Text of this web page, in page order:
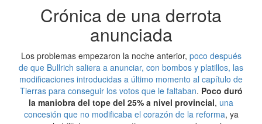
Crónica de una derrota
anunciada
Los problemas empezaron la noche anterior, poco después
de que Bullrich saliera a anunciar, con bombos y platillos, las
modificaciones introducidas a último momento al capítulo de
Tierras para conseguir los votos que le faltaban. Poco duró
la maniobra del tope del 25% a nivel provincial, una
concesión que no modificaba el corazón de la reforma, ya